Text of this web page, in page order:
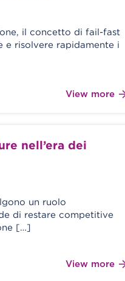
il concetto di fail-fast
e risolvere rapidamente i
View more
nell’era dei
un ruolo
di restare competitive
[…]
View more